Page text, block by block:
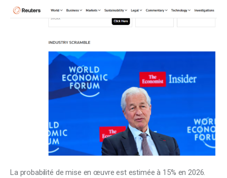
La probabilité de mise en œuvre est estimée à 15% en 2026.